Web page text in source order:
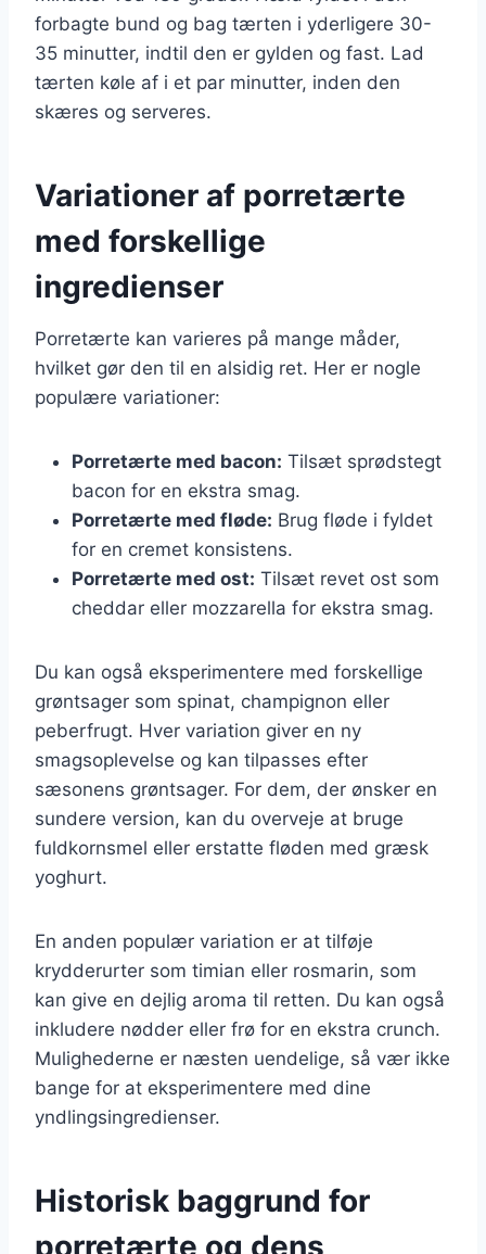
forbagte bund og bag tærten i yderligere 30-
35 minutter, indtil den er gylden og fast. Lad
tærten køle af i et par minutter, inden den
skæres og serveres.
Variationer af porretærte
med forskellige
ingredienser
Porretærte kan varieres på mange måder,
hvilket gør den til en alsidig ret. Her er nogle
populære variationer:
Porretærte med bacon: Tilsæt sprødstegt
bacon for en ekstra smag.
Porretærte med fløde: Brug fløde i fyldet
for en cremet konsistens.
Porretærte med ost: Tilsæt revet ost som
cheddar eller mozzarella for ekstra smag.
Du kan også eksperimentere med forskellige
grøntsager som spinat, champignon eller
peberfrugt. Hver variation giver en ny
smagsoplevelse og kan tilpasses efter
sæsonens grøntsager. For dem, der ønsker en
sundere version, kan du overveje at bruge
fuldkornsmel eller erstatte fløden med græsk
yoghurt.
En anden populær variation er at tilføje
krydderurter som timian eller rosmarin, som
kan give en dejlig aroma til retten. Du kan også
inkludere nødder eller frø for en ekstra crunch.
Mulighederne er næsten uendelige, så vær ikke
bange for at eksperimentere med dine
yndlingsingredienser.
Historisk baggrund for
porretærte og dens